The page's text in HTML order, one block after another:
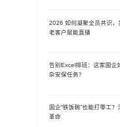
2026 如何凝聚全员共识，
老客户赋能直播
告别Excel排班：这家国企
杂安保任务？
国企“铁饭碗”也能打零工
革命